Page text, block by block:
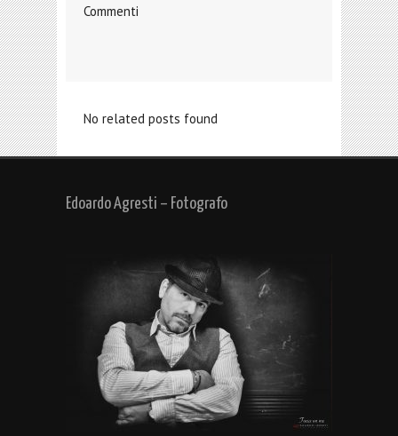
Commenti
No related posts found
Edoardo Agresti – Fotografo